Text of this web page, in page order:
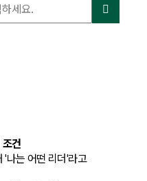
조건
'나는 어떤 리더'라고